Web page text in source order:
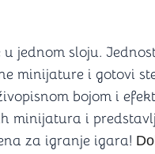
jednom sloju.
minijature i gotovi
bojom i
minijatura i
za igranje igara!